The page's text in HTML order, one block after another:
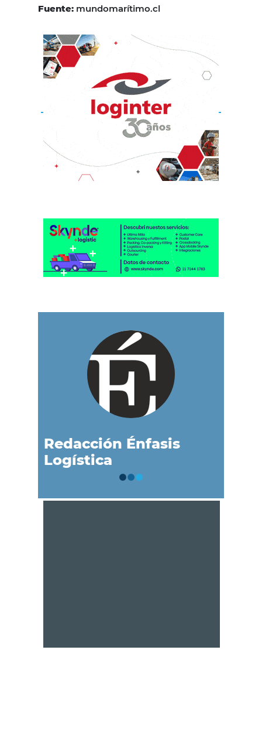
Fuente: mundomarítimo.cl
Redacción Énfasis
Logística